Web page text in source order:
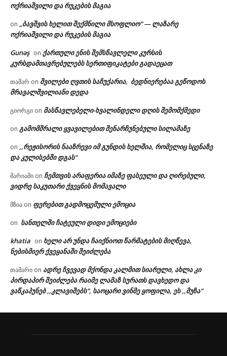
ოქრიაშვილი და რუკების მაგია
on „ბავშვის ხელით შექმნილი მსოფლიო“ — ლაზარე
ოქრიაშვილი და რუკების მაგია
Gunəş on ქართული ენის შემსწავლელი კურსის
კურსდამთავრებულებს სერთიფიკატები გადაეცათ
თამარ on შვილები ღვთის საჩუქარია, ბედნიერებაა გეწოდოს
მრავალშვილიანი დედა
გიორგი on მასწავლებელი-ხვალინდელი დღის შემომქმედი
on გამომშრალი ყვავილებით შენარჩუნებული სილამაზე
on ,,რეჟისორის ნააზრევი იმ გუნდის ხელშია, რომელიც სცენაზე
და კულისებში დგას“
მარიამი on ჩემთვის არაფერია იმაზე ფასეული და ღირებული,
ვიდრე საკუთარი ქვეყნის მომავალი
მზია on ფერებით გადმოცემული ემოცია
on სანთელში ჩატეული დიდი ემოციები
khatia on ხელი არ უნდა ჩაიქნიოთ წარმატების მიღწევა,
ნებისმიერ ქვეყანაში შეიძლება
თამარი on ადრე ჩვევად მქონდა კალმით სიარული, ახლა კი
პირდაპირ შეიძლება რაიმე ლამაზ სურათს დავხედო და
ვაწკაპუნებ ,,კლავიშებს“, საოცარი ვინმე ყოფილა, ეს ,,მუზა“